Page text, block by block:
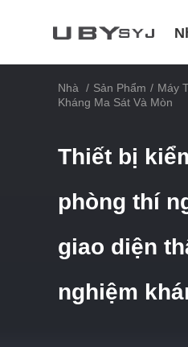
Nhà / Sản Phẩm / Máy
Kháng Ma Sát Và Mòn
Thiết bị
phòng thí
giao diện
nghiệm